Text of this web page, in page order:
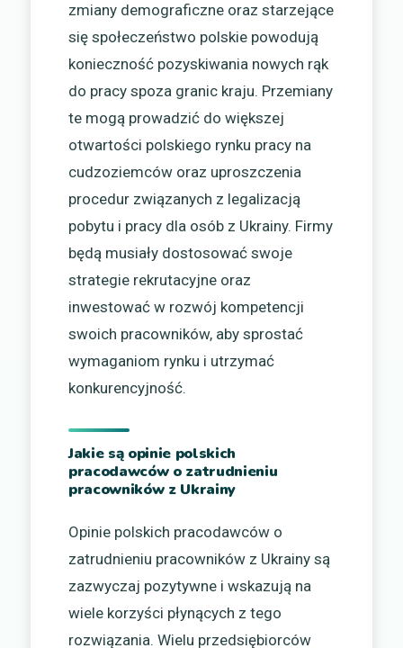
zmiany demograficzne oraz starzejące
się społeczeństwo polskie powodują
konieczność pozyskiwania nowych rąk
do pracy spoza granic kraju. Przemiany
te mogą prowadzić do większej
otwartości polskiego rynku pracy na
cudzoziemców oraz uproszczenia
procedur związanych z legalizacją
pobytu i pracy dla osób z Ukrainy. Firmy
będą musiały dostosować swoje
strategie rekrutacyjne oraz
inwestować w rozwój kompetencji
swoich pracowników, aby sprostać
wymaganiom rynku i utrzymać
konkurencyjność.
Jakie są opinie polskich
pracodawców o zatrudnieniu
pracowników z Ukrainy
Opinie polskich pracodawców o
zatrudnieniu pracowników z Ukrainy są
zazwyczaj pozytywne i wskazują na
wiele korzyści płynących z tego
rozwiązania. Wielu przedsiębiorców